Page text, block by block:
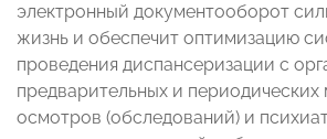
электронный документооборот
жизнь и обеспечит оптимизацию
проведения диспансеризации с
предварительных и периодических
осмотров (обследований) и